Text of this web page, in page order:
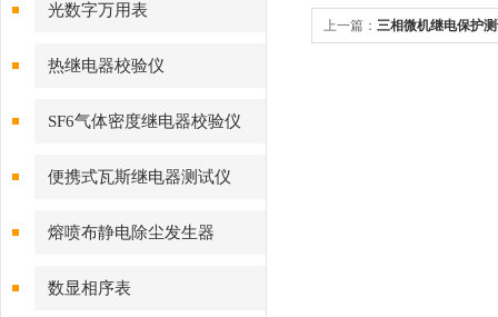
光数字万用表
热继电器校验仪
SF6气体密度继电器校验仪
便携式瓦斯继电器测试仪
熔喷布静电除尘发生器
数显相序表
上一篇： 三相微机继电保护